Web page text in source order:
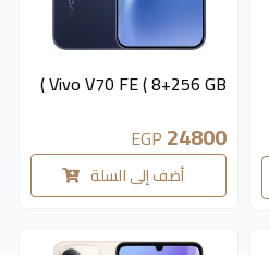
Vivo V70 FE ( 8+256 GB )
24800
EGP
أضف إلى السلة